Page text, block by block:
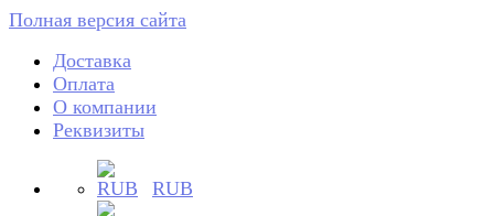
Полная версия сайта
Доставка
Оплата
О компании
Реквизиты
RUB